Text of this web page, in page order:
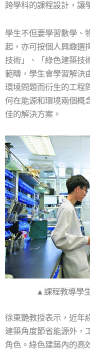
跨學科的課程設計，讓
學生不但要學習數學、
起，亦可按個人興趣選
技術」、「綠色建築技
範疇，學生會學習解決
環境問題而衍生的工程
何在能源和環境兩個概
佳的解決方案。
▲課程教導學
徐東艷教授表示，近年
建築角度節省能源外，
角色。綠色建築內的高